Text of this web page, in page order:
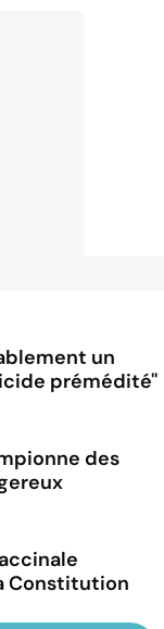
un
prémédité''
des
Constitution